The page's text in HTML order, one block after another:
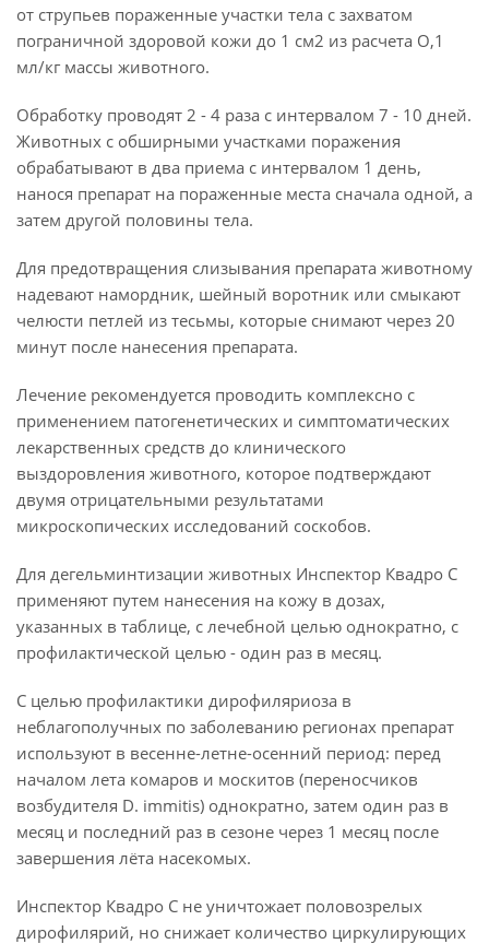
от струпьев пораженные участки тела с захватом
пограничной здоровой кожи до 1 см2 из расчета О,1
мл/кг массы животного.
Обработку проводят 2 - 4 раза с интервалом 7 - 10 дней.
Животных с обширными участками поражения
обрабатывают в два приема с интервалом 1 день,
нанося препарат на пораженные места сначала одной, а
затем другой половины тела.
Для предотвращения слизывания препарата животному
надевают намордник, шейный воротник или смыкают
челюсти петлей из тесьмы, которые снимают через 20
минут после нанесения препарата.
Лечение рекомендуется проводить комплексно с
применением патогенетических и симптоматических
лекарственных средств до клинического
выздоровления животного, которое подтверждают
двумя отрицательными результатами
микроскопических исследований соскобов.
Для дегельминтизации животных Инспектор Квадро С
применяют путем нанесения на кожу в дозах,
указанных в таблице, с лечебной целью однократно, с
профилактической целью - один раз в месяц.
С целью профилактики дирофиляриоза в
неблагополучных по заболеванию регионах препарат
используют в весенне-летне-осенний период: перед
началом лета комаров и москитов (переносчиков
возбудителя D. immitis) однократно, затем один раз в
месяц и последний раз в сезоне через 1 месяц после
завершения лёта насекомых.
Инспектор Квадро С не уничтожает половозрелых
дирофилярий, но снижает количество циркулирующих